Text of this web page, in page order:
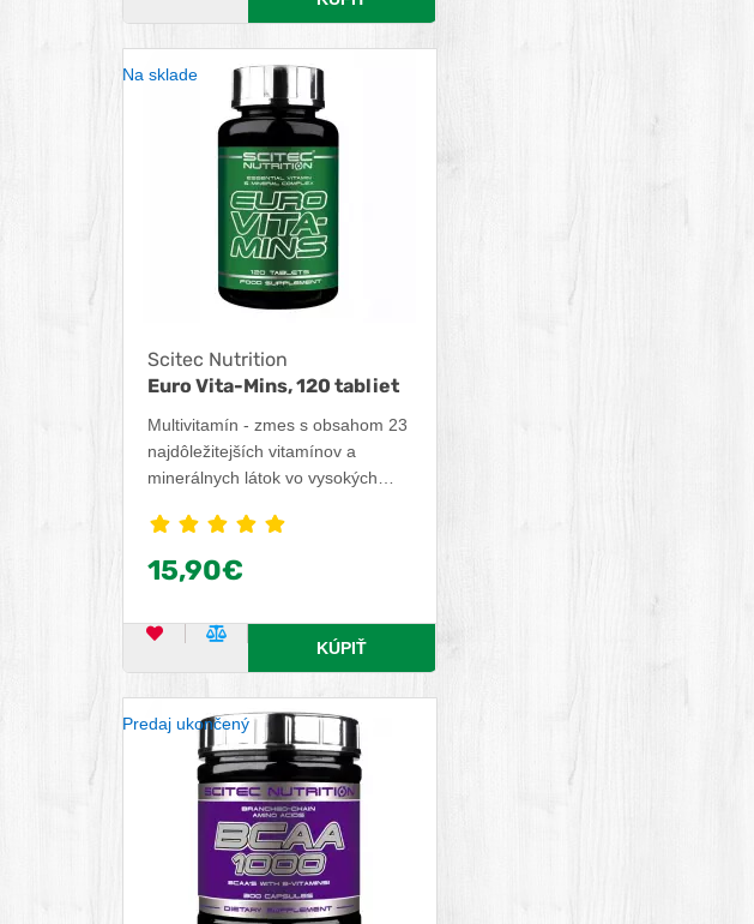
Na sklade
Scitec Nutrition
Euro Vita-Mins, 120 tabliet
Multivitamín - zmes s obsahom 23
najdôležitejších vitamínov a
minerálnych látok vo vysokých
vitamíny patrí Vitamín C, ktorý
prispieva k normálnej funkcii
imunitného a nervového systému
vyčerpania. Vitamín B2 podporuje
zinok, ktorý podporuje plodnosť a
udržiava normálnu hladinu
testosterónu.
15,90€
OBĽÚBENÝ PRODUKT
POROVNAŤ PRODUKT
KÚPIŤ
Predaj ukončený